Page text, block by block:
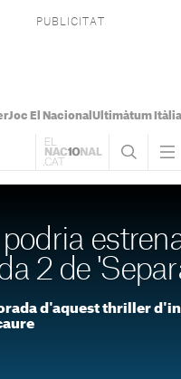
Joc El Nacional Ultimàtum Itàlia
2 de
d'aquest thriller